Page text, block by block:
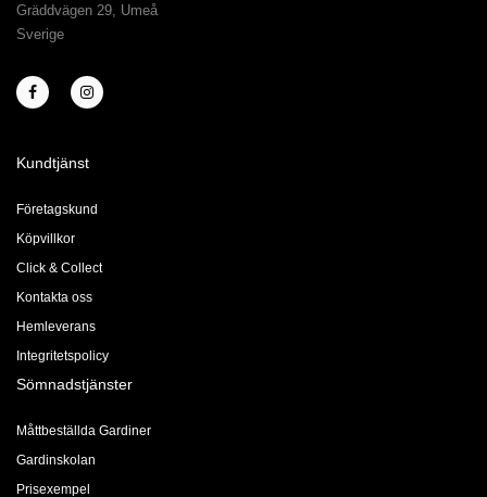
Gräddvägen 29, Umeå
Sverige
Kundtjänst
Företagskund
Köpvillkor
Click & Collect
Kontakta oss
Hemleverans
Integritetspolicy
Sömnadstjänster
Måttbeställda Gardiner
Gardinskolan
Prisexempel